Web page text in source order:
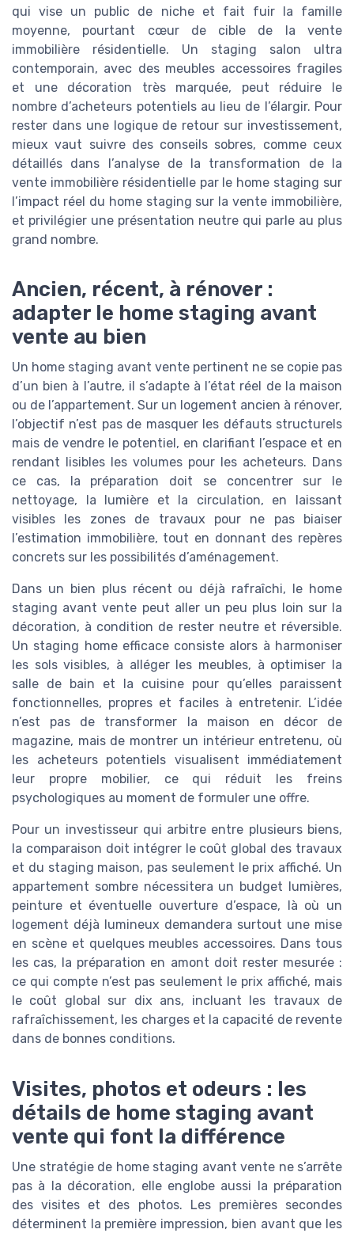
qui vise un public de niche et fait fuir la famille
moyenne, pourtant cœur de cible de la vente
immobilière résidentielle. Un staging salon ultra
contemporain, avec des meubles accessoires fragiles
et une décoration très marquée, peut réduire le
nombre d’acheteurs potentiels au lieu de l’élargir. Pour
rester dans une logique de retour sur investissement,
mieux vaut suivre des conseils sobres, comme ceux
détaillés dans l’analyse de la transformation de la
vente immobilière résidentielle par le home staging sur
l’impact réel du home staging sur la vente immobilière,
et privilégier une présentation neutre qui parle au plus
grand nombre.
Ancien, récent, à rénover :
adapter le home staging avant
vente au bien
Un home staging avant vente pertinent ne se copie pas
d’un bien à l’autre, il s’adapte à l’état réel de la maison
ou de l’appartement. Sur un logement ancien à rénover,
l’objectif n’est pas de masquer les défauts structurels
mais de vendre le potentiel, en clarifiant l’espace et en
rendant lisibles les volumes pour les acheteurs. Dans
ce cas, la préparation doit se concentrer sur le
nettoyage, la lumière et la circulation, en laissant
visibles les zones de travaux pour ne pas biaiser
l’estimation immobilière, tout en donnant des repères
concrets sur les possibilités d’aménagement.
Dans un bien plus récent ou déjà rafraîchi, le home
staging avant vente peut aller un peu plus loin sur la
décoration, à condition de rester neutre et réversible.
Un staging home efficace consiste alors à harmoniser
les sols visibles, à alléger les meubles, à optimiser la
salle de bain et la cuisine pour qu’elles paraissent
fonctionnelles, propres et faciles à entretenir. L’idée
n’est pas de transformer la maison en décor de
magazine, mais de montrer un intérieur entretenu, où
les acheteurs potentiels visualisent immédiatement
leur propre mobilier, ce qui réduit les freins
psychologiques au moment de formuler une offre.
Pour un investisseur qui arbitre entre plusieurs biens,
la comparaison doit intégrer le coût global des travaux
et du staging maison, pas seulement le prix affiché. Un
appartement sombre nécessitera un budget lumières,
peinture et éventuelle ouverture d’espace, là où un
logement déjà lumineux demandera surtout une mise
en scène et quelques meubles accessoires. Dans tous
les cas, la préparation en amont doit rester mesurée :
ce qui compte n’est pas seulement le prix affiché, mais
le coût global sur dix ans, incluant les travaux de
rafraîchissement, les charges et la capacité de revente
dans de bonnes conditions.
Visites, photos et odeurs : les
détails de home staging avant
vente qui font la différence
Une stratégie de home staging avant vente ne s’arrête
pas à la décoration, elle englobe aussi la préparation
des visites et des photos. Les premières secondes
déterminent la première impression, bien avant que les